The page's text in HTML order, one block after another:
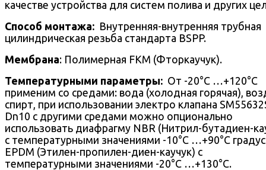
качестве устройства для систем полива и других
Способ монтажа: Внутренняя-внутренняя трубная
цилиндрическая резьба стандарта BSPP.
Мембрана: Полимерная FKM (Фторкаучук).
Температурными параметры: От -20°С …+120°С
применим со средами: вода (холодная горячая),
спирт, при использовании электро клапана
Dn10 с другими средами можно опционально
использовать диафрагму NBR (Нитрил-бутадиен-
с температурными значениями -10°С …+90°С
EPDM (Этилен-пропилен-диен-каучук) c
температурными значениями -20°С …+130°С.